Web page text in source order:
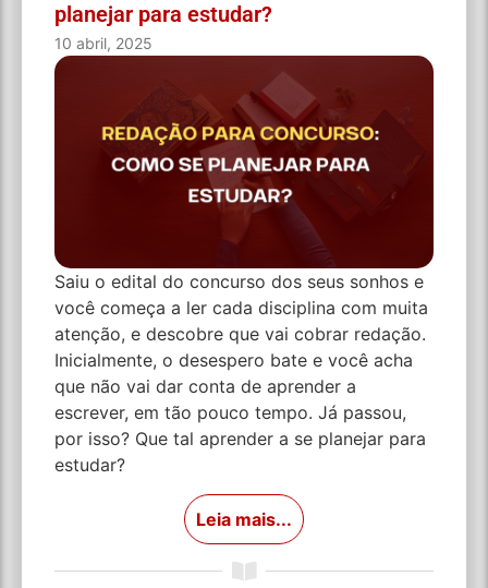
planejar para estudar?
10 abril, 2025
Saiu o edital do concurso dos seus sonhos e
você começa a ler cada disciplina com muita
atenção, e descobre que vai cobrar redação.
Inicialmente, o desespero bate e você acha
que não vai dar conta de aprender a
escrever, em tão pouco tempo. Já passou,
por isso? Que tal aprender a se planejar para
estudar?
Leia mais...